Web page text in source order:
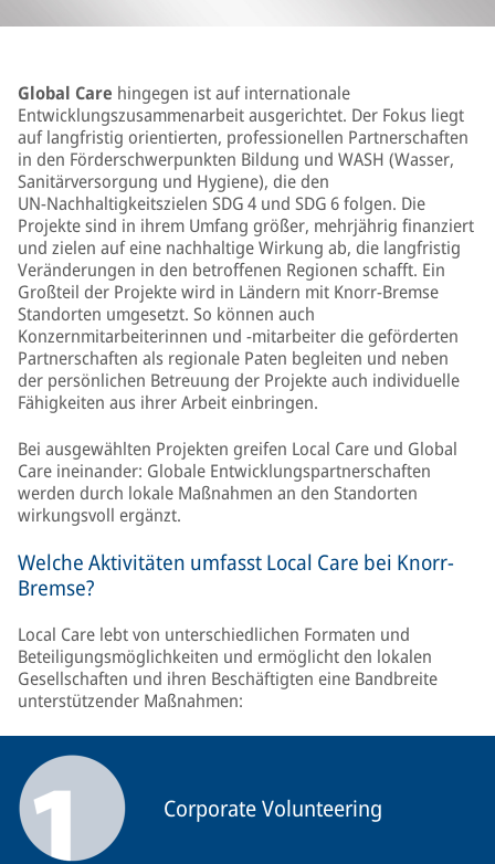
Global Care hingegen ist auf internationale
Entwicklungszusammenarbeit ausgerichtet. Der Fokus liegt
auf langfristig orientierten, professionellen Partnerschaften
in den Förderschwerpunkten Bildung und WASH (Wasser,
Sanitärversorgung und Hygiene), die den
UN‑Nachhaltigkeitszielen SDG 4 und SDG 6 folgen. Die
Projekte sind in ihrem Umfang größer, mehrjährig finanziert
und zielen auf eine nachhaltige Wirkung ab, die langfristig
Veränderungen in den betroffenen Regionen schafft. Ein
Großteil der Projekte wird in Ländern mit Knorr-Bremse
Standorten umgesetzt. So können auch
Konzernmitarbeiterinnen und -mitarbeiter die geförderten
Partnerschaften als regionale Paten begleiten und neben
der persönlichen Betreuung der Projekte auch individuelle
Fähigkeiten aus ihrer Arbeit einbringen.
Bei ausgewählten Projekten greifen Local Care und Global
Care ineinander: Globale Entwicklungspartnerschaften
werden durch lokale Maßnahmen an den Standorten
wirkungsvoll ergänzt.
Welche Aktivitäten umfasst Local Care bei Knorr-
Bremse?
Local Care lebt von unterschiedlichen Formaten und
Beteiligungsmöglichkeiten und ermöglicht den lokalen
Gesellschaften und ihren Beschäftigten eine Bandbreite
unterstützender Maßnahmen:
Corporate Volunteering